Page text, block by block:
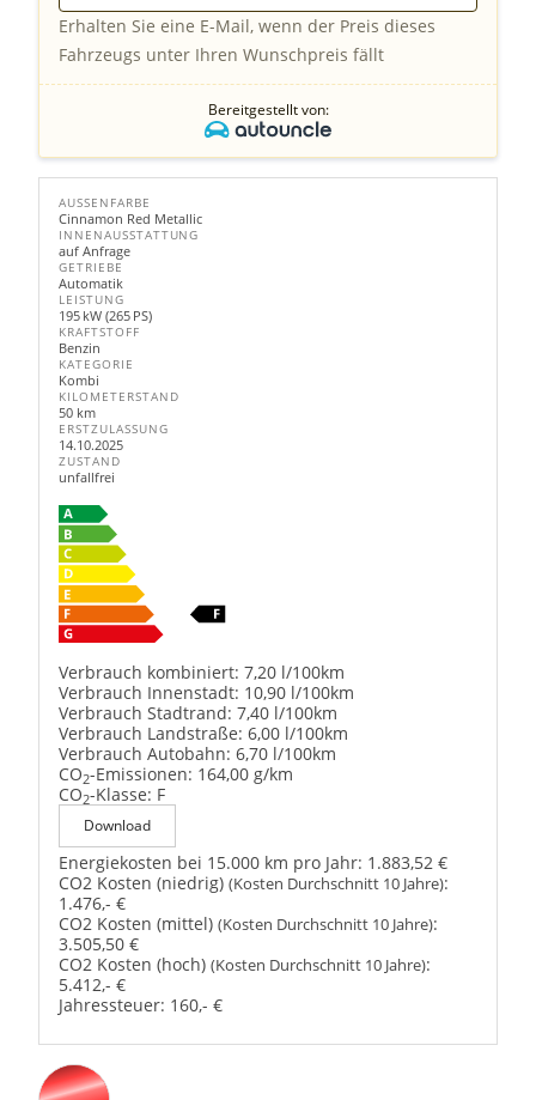
Erhalten Sie eine E-Mail, wenn der Preis dieses
Fahrzeugs unter Ihren Wunschpreis fällt
Bereitgestellt von:
AUSSENFARBE
Cinnamon Red Metallic
INNENAUSSTATTUNG
auf Anfrage
GETRIEBE
Automatik
LEISTUNG
195 kW (265 PS)
KRAFTSTOFF
Benzin
KATEGORIE
Kombi
KILOMETERSTAND
50 km
ERSTZULASSUNG
14.10.2025
ZUSTAND
unfallfrei
Verbrauch kombiniert: 7,20 l/100km
Verbrauch Innenstadt: 10,90 l/100km
Verbrauch Stadtrand: 7,40 l/100km
Verbrauch Landstraße: 6,00 l/100km
Verbrauch Autobahn: 6,70 l/100km
CO2-Emissionen: 164,00 g/km
CO2-Klasse: F
Download
Energiekosten bei 15.000 km pro Jahr: 1.883,52 €
CO2 Kosten (niedrig) (Kosten Durchschnitt 10 Jahre):
1.476,- €
CO2 Kosten (mittel) (Kosten Durchschnitt 10 Jahre):
3.505,50 €
CO2 Kosten (hoch) (Kosten Durchschnitt 10 Jahre):
5.412,- €
Jahressteuer: 160,- €